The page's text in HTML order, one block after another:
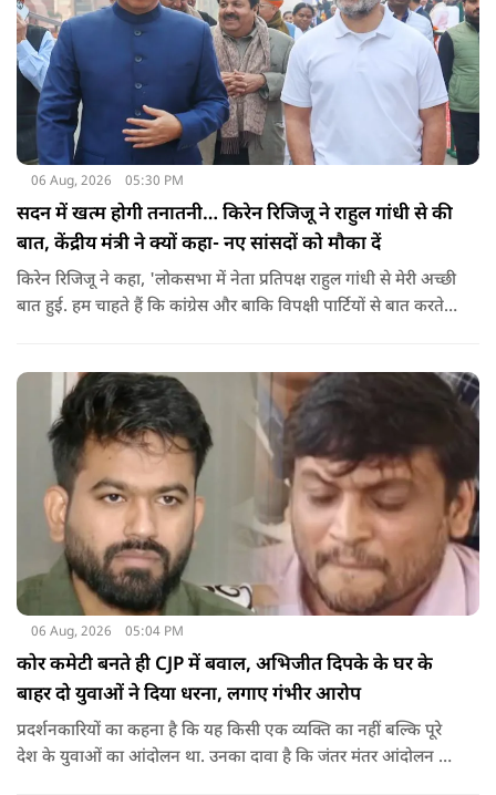
06 Aug, 2026 05:30 PM
सदन में खत्म होगी तनातनी… किरेन रिजिजू ने राहुल गांधी से की
बात, केंद्रीय मंत्री ने क्यों कहा- नए सांसदों को मौका दें
किरेन रिजिजू ने कहा, 'लोकसभा में नेता प्रतिपक्ष राहुल गांधी से मेरी अच्छी
बात हुई. हम चाहते हैं कि कांग्रेस और बाकि विपक्षी पार्टियों से बात करते
06 Aug, 2026 05:04 PM
कोर कमेटी बनते ही CJP में बवाल, अभिजीत दिपके के घर के
बाहर दो युवाओं ने दिया धरना, लगाए गंभीर आरोप
प्रदर्शनकारियों का कहना है कि यह किसी एक व्यक्ति का नहीं बल्कि पूरे
देश के युवाओं का आंदोलन था. उनका दावा है कि जंतर मंतर आंदोलन से